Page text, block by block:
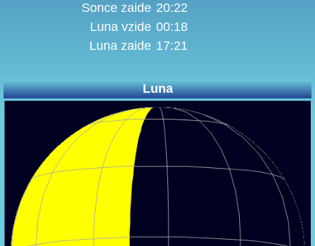
Sonce zaide 20:22
Luna vzide 00:18
Luna zaide 17:21
Luna